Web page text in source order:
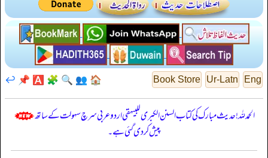
Eng
Ur-Latn
Book Store
🏠
👥
🔍
🧩
🅰️
📌
↩️
الحمدللہ! حدیث مبارک کی کتاب السنن الكبرى للبيهقي اردو عربی سرچ سہولت کے ساتھ
پیش کر دی گئی ہے۔